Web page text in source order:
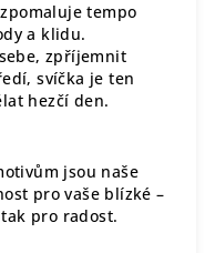
tempo
a klidu.
zpříjemnit
svíčka je ten
hezčí den.
jsou naše
pro vaše blízké –
pro radost.